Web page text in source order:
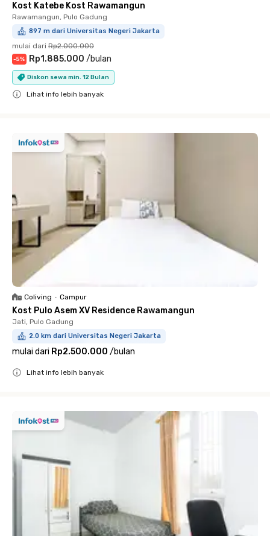
Kost Katebe Kost Rawamangun
Rawamangun, Pulo Gadung
897 m dari Universitas Negeri Jakarta
mulai dari Rp2.000.000
-5% Rp1.885.000 /bulan
Diskon sewa min. 12 Bulan
Lihat info lebih banyak
Coliving • Campur
Kost Pulo Asem XV Residence Rawamangun
Jati, Pulo Gadung
2.0 km dari Universitas Negeri Jakarta
mulai dari Rp2.500.000 /bulan
Lihat info lebih banyak